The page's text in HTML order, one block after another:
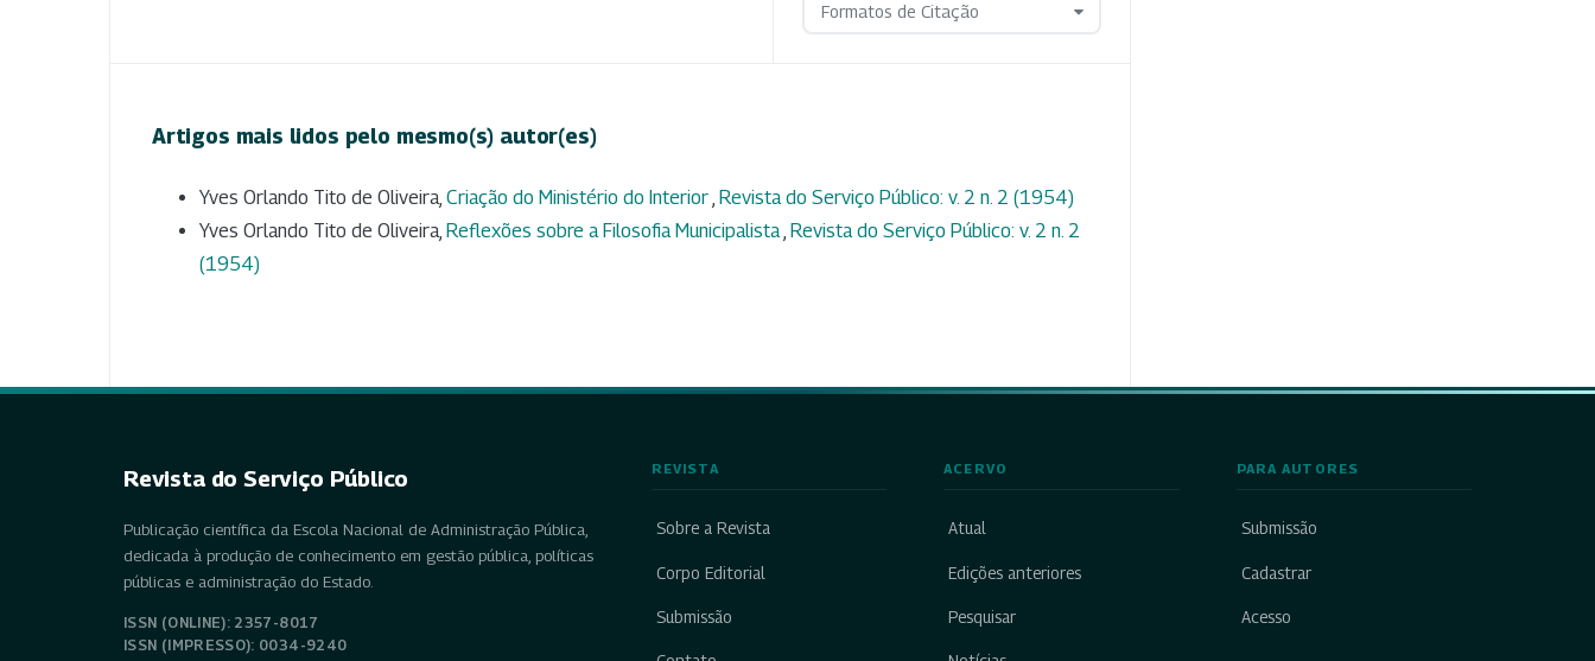
Formatos de Citação
Artigos mais lidos pelo mesmo(s) autor(es)
Yves Orlando Tito de Oliveira, Criação do Ministério do Interior Revista do Serviço Público: v. 2 n. 2 (1954)
Yves Orlando Tito de Oliveira, Reflexões sobre a Filosofia Municipalista Revista do Serviço Público: v. 2 n. 2
(1954)
Revista do Serviço Público
Publicação científica da Escola Nacional de Administração Pública,
dedicada à produção de conhecimento em gestão pública, políticas
públicas e administração do Estado.
ISSN (ONLINE): 2357-8017
ISSN (IMPRESSO): 0034-9240
REVISTA
Sobre a Revista
Corpo Editorial
Submissão
ACERVO
Atual
Edições anteriores
Pesquisar
PARA AUTORES
Submissão
Cadastrar
Acesso